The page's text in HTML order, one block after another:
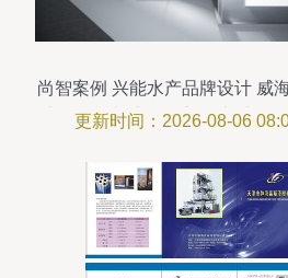
尚智案例 兴能水产品牌设计 威
威海vi设计 威海标志设计 威海
更新时间：2026-08-06